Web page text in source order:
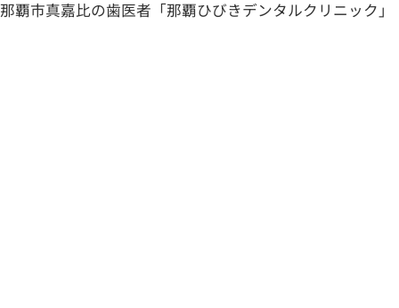
那覇市真嘉比の歯医者「那覇ひびきデンタルクリニック」